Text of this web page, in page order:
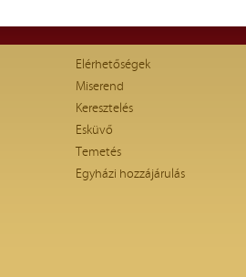
Elérhetőségek
Miserend
Keresztelés
Esküvő
Temetés
Egyházi hozzájárulás